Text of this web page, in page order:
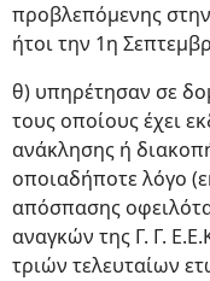
προβλεπόμενης
ήτοι την 1η
θ) υπηρέτησαν σε
τους οποίους έχει
ανάκλησης ή
οποιαδήποτε λόγο
απόσπασης
αναγκών της Γ. Γ.
τριών τελευταίων